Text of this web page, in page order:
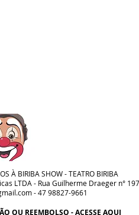
À BIRIBA SHOW - TEATRO BIRIBA
LTDA - Rua Guilherme Draeger n°
- 47 98827-9661
OU REEMBOLSO - ACESSE AQUI